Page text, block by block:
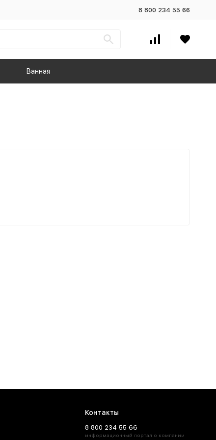
8 800 234 55 66
Ванная
Контакты
8 800 234 55 66
информационный портал о компании